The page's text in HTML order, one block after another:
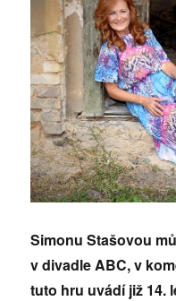
Simonu Stašovou
v divadle ABC, v
tuto hru uvádí již 14.